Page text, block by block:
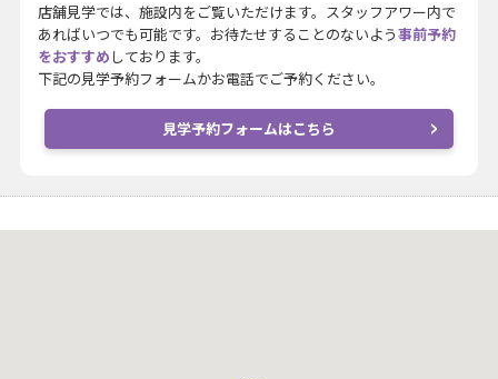
店舗見学では、施設内をご覧いただけます。スタッフアワー内で
あればいつでも可能です。お待たせすることのないよう事前予約
をおすすめ しております。
下記の見学予約フォームかお電話でご予約ください。
見学予約フォームはこちら